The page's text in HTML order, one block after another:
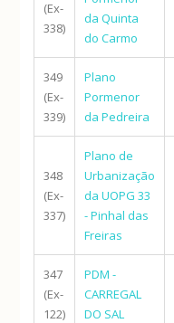
(Ex-
338)
da Quinta
do Carmo
349
(Ex-
339)
Plano
Pormenor
da Pedreira
348
(Ex-
337)
Plano de
Urbanização
da UOPG 33
- Pinhal das
Freiras
347
(Ex-
122)
PDM -
CARREGAL
DO SAL